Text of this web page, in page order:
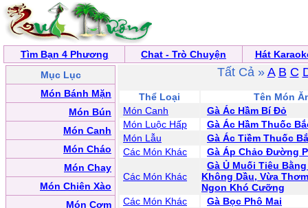
Tìm Bạn 4 Phương Chat - Trò Chuyện
Hát
Mục Lục
Món Bánh Mặn
Món Bún
Món Canh
Món Cháo
Món Chay
Món Chiên Xào
Món Cơm
Tất Cả » A B C
Thể Loại
Tên Món
Món Canh
Gà Ác Hầm Bí Đỏ
Món Luộc Hấp
Gà Ác Hầm Thuốc
Món Lẫu
Gà Ác Tiềm Thuốc
Các Món Khác
Gà Áp Chảo Đường
Các Món Khác
Gà Ủ Muối Tiêu
Không Dầu, Vừa
Ngon Khó Cưỡng
Các Món Khác
Gà Bọc Phô Mai